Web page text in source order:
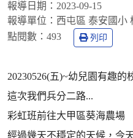
報導日期： 2023-09-15
報導單位： 西屯區 泰安國小
點閱數： 493 列印
20230526(五)~幼兒園有趣的
這次我們兵分二路...
彩虹班前往大甲區葵海農場
經過幾天不穩定的天候，今